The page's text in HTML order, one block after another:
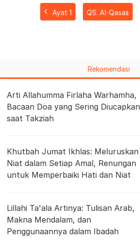
Ayat 1 QS. Al-Qasas
Rekomendasi
Arti Allahumma Firlaha Warhamha,
Bacaan Doa yang Sering Diucapkan
saat Takziah
Khutbah Jumat Ikhlas: Meluruskan
Niat dalam Setiap Amal, Renungan
untuk Memperbaiki Hati dan Niat
Lillahi Ta'ala Artinya: Tulisan Arab,
Makna Mendalam, dan
Penggunaannya dalam Ibadah